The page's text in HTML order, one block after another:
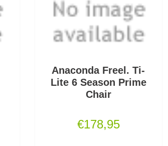
Anaconda Freel. Ti-
Lite 6 Season Prime
Chair
€178,95